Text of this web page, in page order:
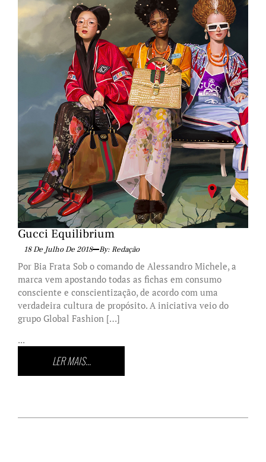
Gucci Equilibrium
18 De Julho De 2018 By: Redação
Por Bia Frata Sob o comando de Alessandro Michele, a
marca vem apostando todas as fichas em consumo
consciente e conscientização, de acordo com uma
verdadeira cultura de propósito. A iniciativa veio do
grupo Global Fashion […]
...
LER MAIS...